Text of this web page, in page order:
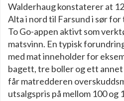
Walderhaug konstaterer at
Alta i nord til Farsund i sør
To Go-appen aktivt som
matsvinn. En typisk
med mat inneholder for
bagett, tre boller og ett
får matredderen
utsalgspris på mellom 100 og